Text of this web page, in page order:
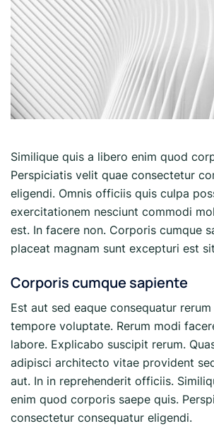
Similique quis a libero enim quod
Perspiciatis velit quae consectetur
eligendi. Omnis officiis quis culpa
exercitationem nesciunt commodi
est. In facere non. Corporis cumque
placeat magnam sunt excepturi est
Corporis cumque sapiente
Est aut sed eaque consequatur
tempore voluptate. Rerum modi
labore. Explicabo suscipit rerum.
adipisci architecto vitae provident
aut. In in reprehenderit officiis.
enim quod corporis saepe quis.
consectetur consequatur eligendi.